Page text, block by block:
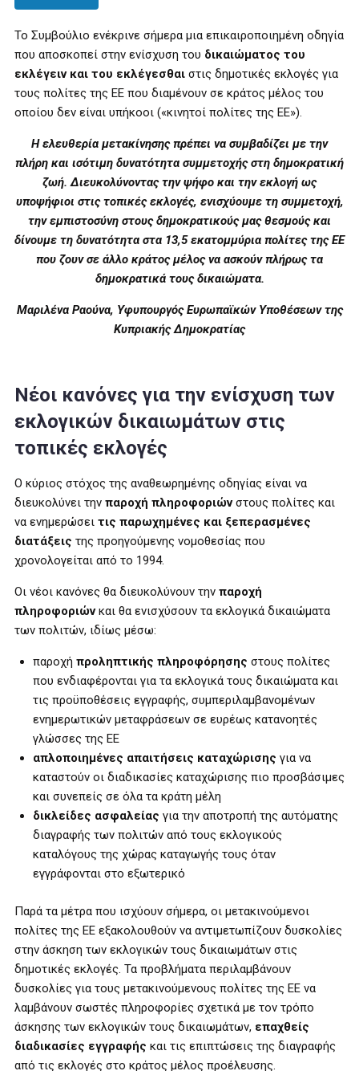
Το Συμβούλιο ενέκρινε σήμερα μια επικαιροποιημένη οδηγία
που αποσκοπεί στην ενίσχυση του δικαιώματος του
εκλέγειν και του εκλέγεσθαι στις δημοτικές εκλογές για
τους πολίτες της ΕΕ που διαμένουν σε κράτος μέλος του
οποίου δεν είναι υπήκοοι («κινητοί πολίτες της ΕΕ»).
Η ελευθερία μετακίνησης πρέπει να συμβαδίζει με την
πλήρη και ισότιμη δυνατότητα συμμετοχής στη δημοκρατική
ζωή. Διευκολύνοντας την ψήφο και την εκλογή ως
υποψήφιοι στις τοπικές εκλογές, ενισχύουμε τη συμμετοχή,
την εμπιστοσύνη στους δημοκρατικούς μας θεσμούς και
δίνουμε τη δυνατότητα στα 13,5 εκατομμύρια πολίτες της ΕΕ
που ζουν σε άλλο κράτος μέλος να ασκούν πλήρως τα
δημοκρατικά τους δικαιώματα.
Μαριλένα Ραούνα, Υφυπουργός Ευρωπαϊκών Υποθέσεων της
Κυπριακής Δημοκρατίας
Νέοι κανόνες για την ενίσχυση των
εκλογικών δικαιωμάτων στις
τοπικές εκλογές
Ο κύριος στόχος της αναθεωρημένης οδηγίας είναι να
διευκολύνει την παροχή πληροφοριώνστους πολίτες και
να ενημερώσει τις παρωχημένες και ξεπερασμένες
διατάξεις της προηγούμενης νομοθεσίας που
χρονολογείται από το 1994.
Οι νέοι κανόνες θα διευκολύνουν την παροχή
πληροφοριώνκαι θα ενισχύσουν τα εκλογικά δικαιώματα
των πολιτών, ιδίως μέσω:
παροχή προληπτικής πληροφόρησης στους πολίτες
που ενδιαφέρονται για τα εκλογικά τους δικαιώματα και
τις προϋποθέσεις εγγραφής, συμπεριλαμβανομένων
ενημερωτικών μεταφράσεων σε ευρέως κατανοητές
γλώσσες της ΕΕ
απλοποιημένες απαιτήσεις καταχώρισης για να
καταστούν οι διαδικασίες καταχώρισης πιο προσβάσιμες
και συνεπείς σε όλα τα κράτη μέλη
δικλείδες ασφαλείας για την αποτροπή της αυτόματης
διαγραφής των πολιτών από τους εκλογικούς
καταλόγους της χώρας καταγωγής τους όταν
εγγράφονται στο εξωτερικό
Παρά τα μέτρα που ισχύουν σήμερα, οι μετακινούμενοι
πολίτες της ΕΕ εξακολουθούν να αντιμετωπίζουν δυσκολίες
στην άσκηση των εκλογικών τους δικαιωμάτων στις
δημοτικές εκλογές. Τα προβλήματα περιλαμβάνουν
δυσκολίες για τους μετακινούμενους πολίτες της ΕΕ να
λαμβάνουν σωστές πληροφορίες σχετικά με τον τρόπο
άσκησης των εκλογικών τους δικαιωμάτων, επαχθείς
διαδικασίες εγγραφής και τις επιπτώσεις της διαγραφής
από τις εκλογές στο κράτος μέλος προέλευσης.